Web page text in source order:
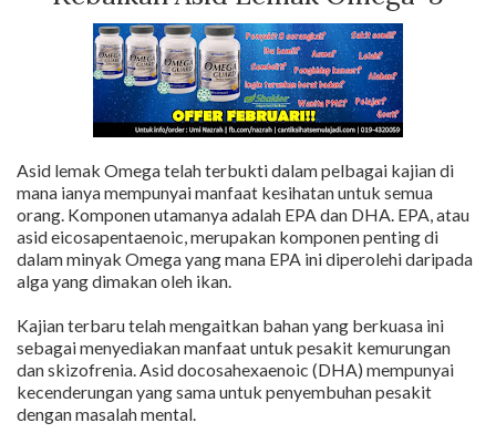
Asid lemak Omega telah terbukti dalam pelbagai kajian di
mana ianya mempunyai manfaat kesihatan untuk semua
orang. Komponen utamanya adalah EPA dan DHA. EPA, atau
asid eicosapentaenoic, merupakan komponen penting di
dalam minyak Omega yang mana EPA ini diperolehi daripada
alga yang dimakan oleh ikan.
Kajian terbaru telah mengaitkan bahan yang berkuasa ini
sebagai menyediakan manfaat untuk pesakit kemurungan
dan skizofrenia. Asid docosahexaenoic (DHA) mempunyai
kecenderungan yang sama untuk penyembuhan pesakit
dengan masalah mental.